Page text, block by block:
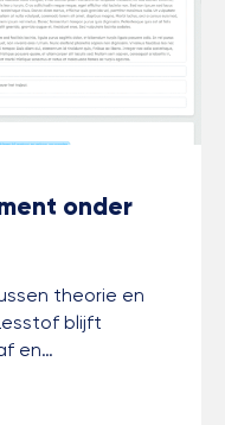
onder
theorie en
blijft
en…